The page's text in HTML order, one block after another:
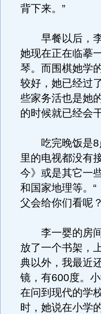
背下来。”
早餐以后，李
她现在正在临摹
琴。而围棋她学
较好，她已经过
些家务活也是她
的时候就已经会
吃完晚饭是8
里的电视都没有
今》或是其它一
和国家地理等。
父会给你们看呢
李一婴的房间
放了一个书架，
典以外，我最近
镜，有600度。
在问到现代的学
时，她说在小学